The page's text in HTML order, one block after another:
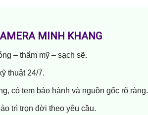
MINH KHANG
– thẩm mỹ – sạch sẽ.
thuật 24/7.
có tem bảo hành và nguồn gốc rõ ràng.
trì trọn đời theo yêu cầu.